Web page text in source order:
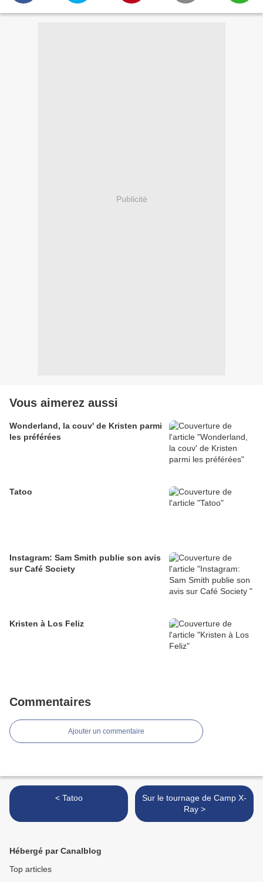
Publicité
Vous aimerez aussi
Wonderland, la couv' de Kristen parmi
les préférées
Tatoo
Instagram: Sam Smith publie son avis
sur Café Society
Kristen à Los Feliz
Commentaires
Ajouter un commentaire
< Tatoo
Sur le tournage de Camp X-
Ray >
Hébergé par Canalblog
Top articles